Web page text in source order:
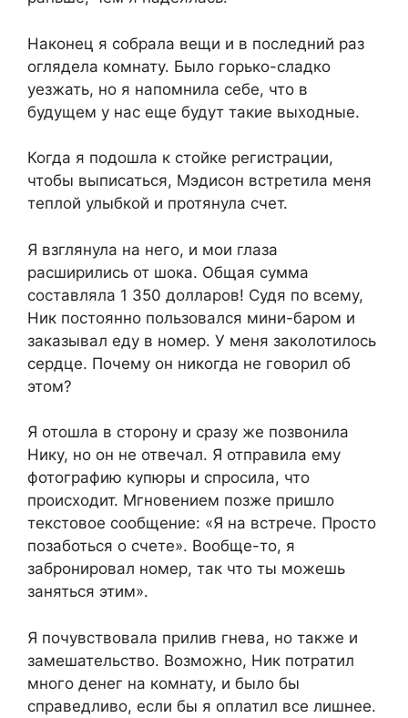
Наконец я собрала вещи и в последний раз
оглядела комнату. Было горько-сладко
уезжать, но я напомнила себе, что в
будущем у нас еще будут такие выходные.
Когда я подошла к стойке регистрации,
чтобы выписаться, Мэдисон встретила меня
теплой улыбкой и протянула счет.
Я взглянула на него, и мои глаза
расширились от шока. Общая сумма
составляла 1 350 долларов! Судя по всему,
Ник постоянно пользовался мини-баром и
заказывал еду в номер. У меня заколотилось
сердце. Почему он никогда не говорил об
этом?
Я отошла в сторону и сразу же позвонила
Нику, но он не отвечал. Я отправила ему
фотографию купюры и спросила, что
происходит. Мгновением позже пришло
текстовое сообщение: «Я на встрече. Просто
позаботься о счете». Вообще-то, я
забронировал номер, так что ты можешь
заняться этим».
Я почувствовала прилив гнева, но также и
замешательство. Возможно, Ник потратил
много денег на комнату, и было бы
справедливо, если бы я оплатил все лишнее.